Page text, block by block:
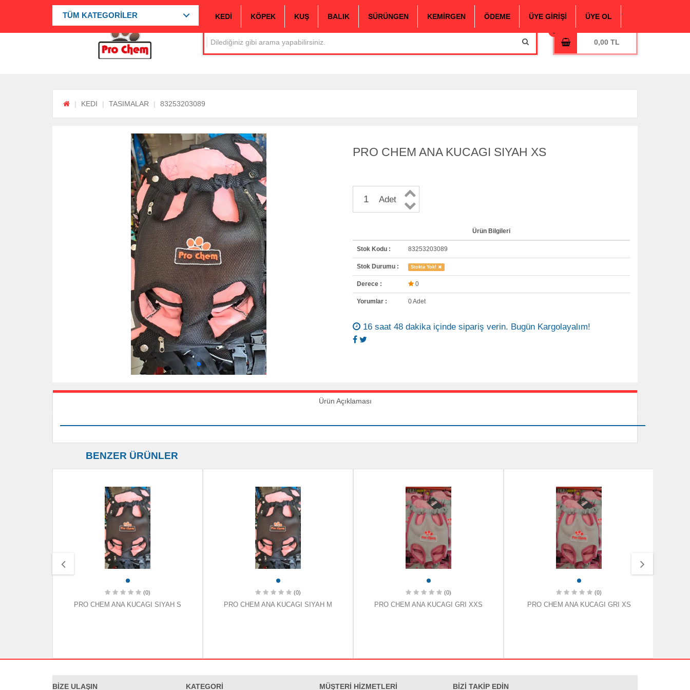
0,00
TÜM KATEGORİLER KEDİ KÖPEK KUŞ BALIK SÜRÜNGEN KEMİRGEN ÖDEME ÜYE GİRİŞİ ÜYE OL
KEDI TASIMALAR 83253203089
PRO CHEM ANA KUCAGI SIYAH XS
Adet
Ürün Bilgileri
Stok Kodu : 83253203089
Stok Durumu : Stokta Yok!
Derece : 0
Yorumlar : 0 Adet
16 saat 48 dakika içinde sipariş verin. Bugün Kargolayalım!
Ürün Açıklaması
BENZER ÜRÜNLER
(0)
PRO CHEM ANA KUCAGI SIYAH S
(0)
PRO CHEM ANA KUCAGI SIYAH M
(0)
PRO CHEM ANA KUCAGI GRI XXS
(0)
PRO CHEM ANA KUCAGI GRI XS
BİZE ULAŞIN KATEGORİ MÜŞTERİ HİZMETLERİ BİZİ TAKİP EDİN